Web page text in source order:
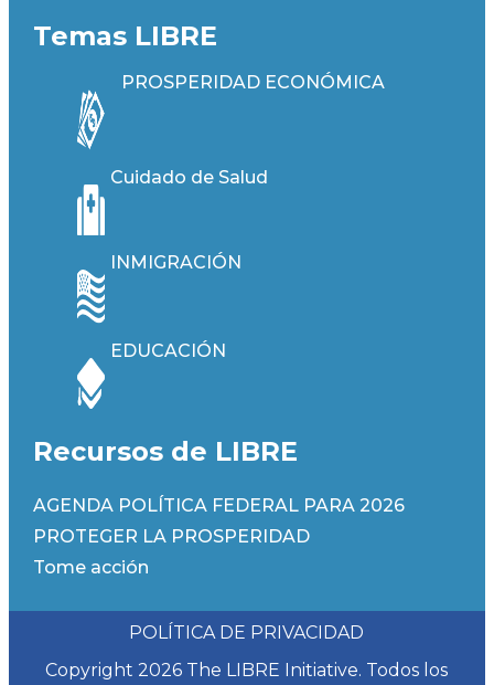
Temas LIBRE
PROSPERIDAD ECONÓMICA
Cuidado de Salud
INMIGRACIÓN
EDUCACIÓN
Recursos de LIBRE
AGENDA POLÍTICA FEDERAL PARA 2026
PROTEGER LA PROSPERIDAD
Tome acción
Copyright 2026 The LIBRE Initiative. Todos los
POLÍTICA DE PRIVACIDAD